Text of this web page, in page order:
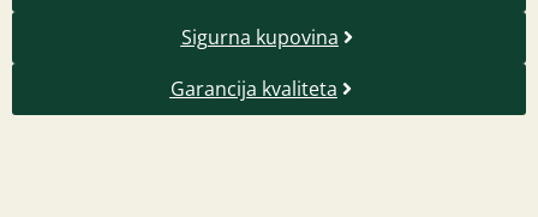
Sigurna kupovina
Garancija kvaliteta